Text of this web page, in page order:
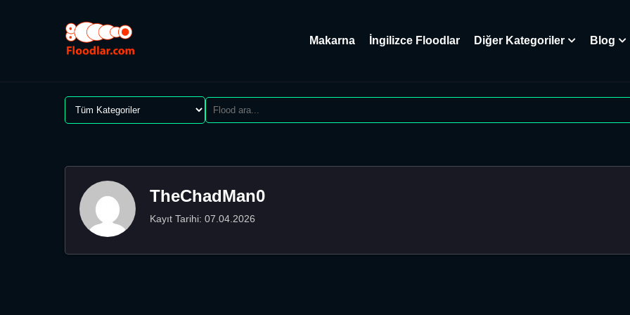
Makarna İngilizce Floodlar Diğer Kategoriler Blog
TheChadMan0
Kayıt Tarihi: 07.04.2026